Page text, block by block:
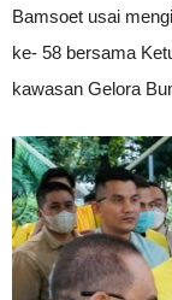
Bamsoet usai
ke- 58 bersama
kawasan Gelora